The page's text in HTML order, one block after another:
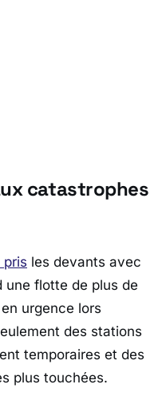
catastrophes
pris les devants avec
une flotte de plus de
urgence lors
des stations
temporaires et des
plus touchées.